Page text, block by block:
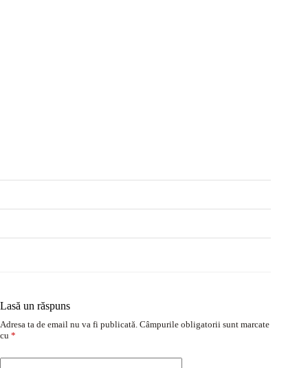
Lasă un răspuns
Adresa ta de email nu va fi publicată. Câmpurile obligatorii sunt marcate
cu *